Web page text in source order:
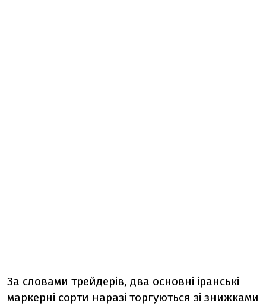
За словами трейдерів, два основні іранські
маркерні сорти наразі торгуються зі знижками